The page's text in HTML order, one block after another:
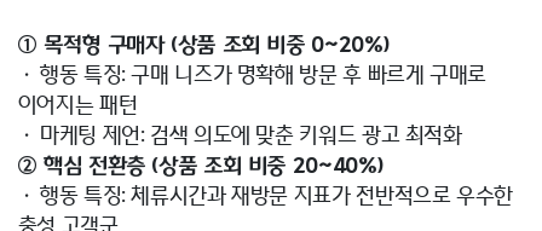
① 목적형 구매자 (상품 조회 비중 0~20%)
• 행동 특징: 구매 니즈가 명확해 방문 후 빠르게 구매로
이어지는 패턴
• 마케팅 제언: 검색 의도에 맞춘 키워드 광고 최적화
② 핵심 전환층 (상품 조회 비중 20~40%)
• 행동 특징: 체류시간과 재방문 지표가 전반적으로 우수한